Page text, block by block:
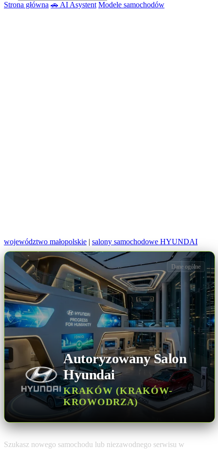
Strona główna 🚗 AI Asystent Modele samochodów
województwo małopolskie | salony samochodowe HYUNDAI
Autoryzowany Salon
Hyundai
KRAKÓW (KRAKÓW-
KROWODRZA)
Dane ogólne
Szukasz nowego samochodu lub niezawodnego serwisu w